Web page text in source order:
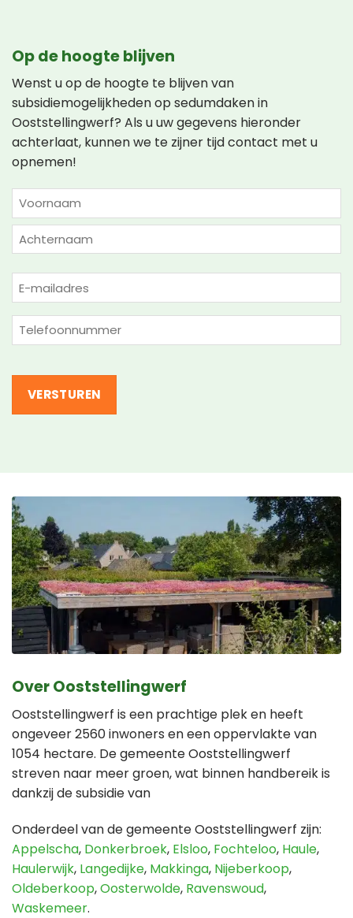
Op de hoogte blijven
Wenst u op de hoogte te blijven van
subsidiemogelijkheden op sedumdaken in
Ooststellingwerf? Als u uw gegevens hieronder
achterlaat, kunnen we te zijner tijd contact met u
opnemen!
NAAM
(VEREIST)
Voornaam
E-
mailadres
(Vereist)
Telefoon
(Vereist)
Over Ooststellingwerf
Ooststellingwerf is een prachtige plek en heeft
ongeveer 2560 inwoners en een oppervlakte van
1054 hectare. De gemeente Ooststellingwerf
streven naar meer groen, wat binnen handbereik is
dankzij de subsidie van
Onderdeel van de gemeente Ooststellingwerf zijn:
Appelscha, Donkerbroek, Elsloo, Fochteloo, Haule,
Haulerwijk, Langedijke, Makkinga, Nijeberkoop,
Oldeberkoop,Oosterwolde, Ravenswoud,
Waskemeer.